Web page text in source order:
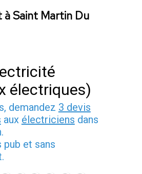
Saint Martin Du
électriques)
demandez 3 devis
aux électriciens dans
pub et sans